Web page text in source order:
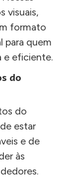
visuais,
formato
para quem
e eficiente.
do
do
estar
e de
às